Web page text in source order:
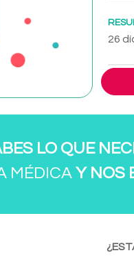
26
LO QUE
MÉDICA Y NOS